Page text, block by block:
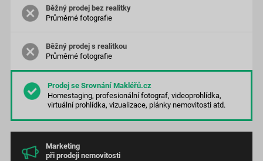
Průměrnéfotografie
Průměrnéfotografie
Homestaging, profesionální fotograf, videoprohlídka,
virtuální prohlídka, vizualizace, plánky nemovitosti atd.
Marketing
při prodeji nemovitosti